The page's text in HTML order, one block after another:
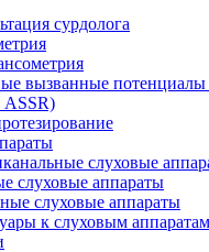
сурдолога
вызванные
слуховые
слуховые аппараты
слуховые аппараты
к слуховым аппаратам